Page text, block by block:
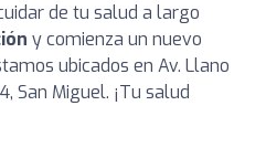
de tu salud a largo
y comienza un nuevo
ubicados en Av. Llano
San Miguel. ¡Tu salud